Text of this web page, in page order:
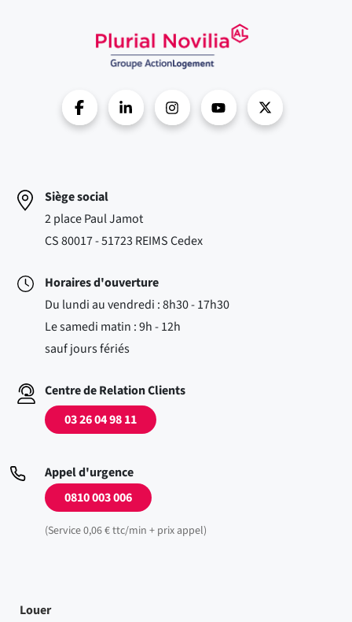
Siège social
2 place Paul Jamot
CS 80017 - 51723 REIMS Cedex
Horaires d'ouverture
Du lundi au vendredi : 8h30 - 17h30
Le samedi matin : 9h - 12h
sauf jours fériés
Centre de Relation Clients
03 26 04 98 11
Appel d'urgence
0810 003 006
(Service 0,06 € ttc/min + prix appel)
Louer